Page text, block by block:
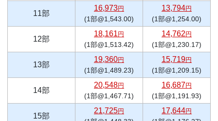
11部
16,973円
(1部@1,543.00)
13,794円
(1部@1,254.00)
12部
18,161 円
(1部@1,513.42)
14,762 円
(1部@1,230.17)
13部
19,360円
(1部@1,489.23)
15,719円
(1部@1,209.15)
14部
20,548円
(1部@1,467.71)
16,687円
(1部@1,191.93)
15部
21,725円 17,644円